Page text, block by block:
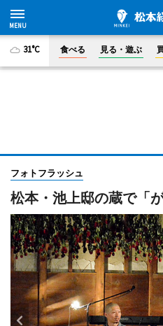
31°C 食べる 見る・遊ぶ
フォトフラッシュ
松本・池上邸の蔵で「